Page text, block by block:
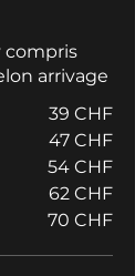
compris
arrivage
39 CHF
47 CHF
54 CHF
62 CHF
70 CHF